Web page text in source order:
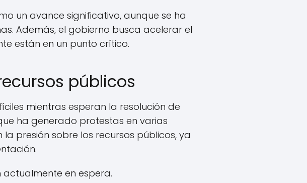
un avance significativo, aunque se ha
Además, el gobierno busca acelerar el
están en un punto crítico.
públicos
mientras esperan la resolución de
ha generado protestas en varias
presión sobre los recursos públicos, ya
en espera.